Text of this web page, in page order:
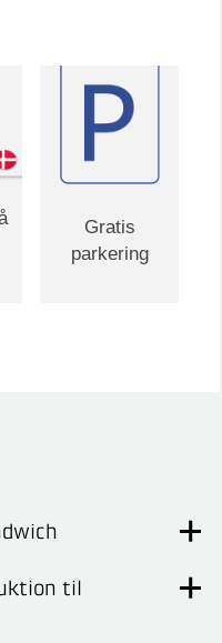
Gratis
parkering
til